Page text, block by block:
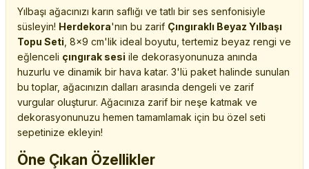
Yılbaşı ağacınızı karın saflığı ve tatlı bir ses senfonisiyle
süsleyin! Herdekora'nın bu zarif Çıngıraklı Beyaz Yılbaşı
Topu Seti , 8x9 cm'lik ideal boyutu, tertemiz beyaz rengi ve
eğlenceli çıngırak sesi ile dekorasyonunuza anında
huzurlu ve dinamik bir hava katar. 3'lü paket halinde sunulan
bu toplar, ağacınızın dalları arasında dengeli ve zarif
vurgular oluşturur. Ağacınıza zarif bir neşe katmak ve
dekorasyonunuzu hemen tamamlamak için bu özel seti
sepetinize ekleyin!
Öne Çıkan Özellikler